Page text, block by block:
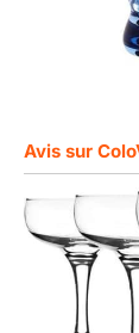
Avis sur